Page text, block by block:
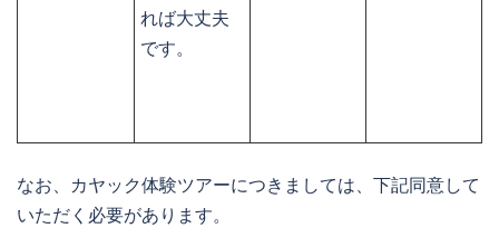
れば大丈夫
です。
なお、カヤック体験ツアーにつきましては、下記同意して
いただく必要があります。